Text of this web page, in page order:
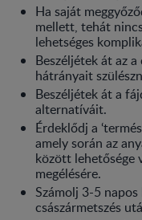
Ha saját
mellett, tehát
lehetséges
Beszéljétek át az
hátrányait
Beszéljétek át a
alternatíváit.
Érdeklődj a
amely során az
között lehetősége
megélésére.
Számolj 3-5
császármetszés